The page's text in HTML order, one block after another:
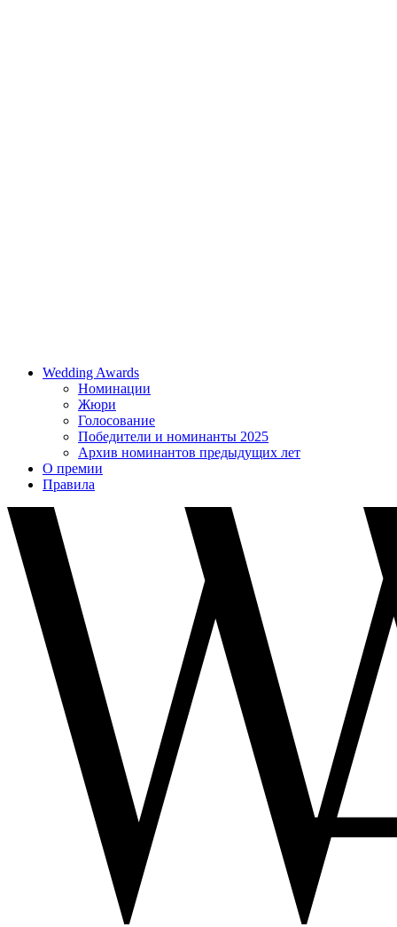
Wedding Awards
Номинации
Жюри
Голосование
Победители и номинанты 2025
Архив номинантов предыдущих лет
О премии
Правила